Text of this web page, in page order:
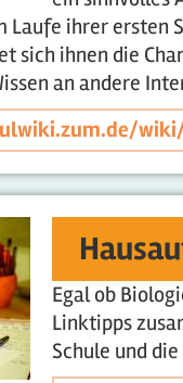
Laufe ihrer ersten
sich ihnen die
an andere
Egal ob
Linktipps
Schule und